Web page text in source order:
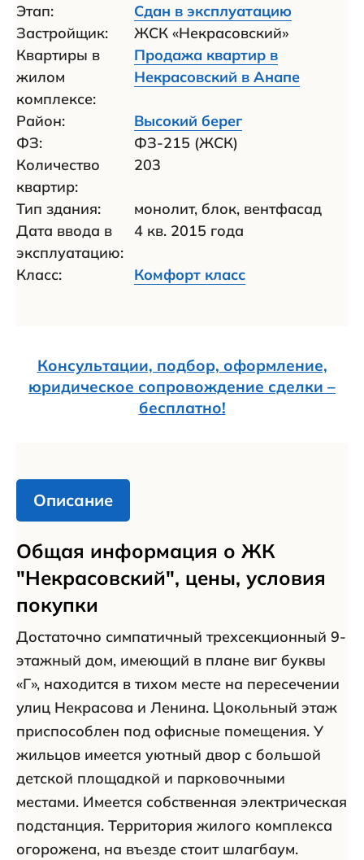
Этап:
Сдан в эксплуатацию
Застройщик:
ЖСК «Некрасовский»
Квартиры в
жилом
комплексе:
Продажа квартир в
Некрасовский в Анапе
Район:
Высокий берег
ФЗ:
ФЗ-215 (ЖСК)
Количество
квартир:
203
Тип здания:
монолит, блок, вентфасад
Дата ввода в
эксплуатацию:
4 кв. 2015 года
Класс: Комфорт класс
Консультации, подбор, оформление,
юридическое сопровождение сделки –
бесплатно!
Описание
Общая информация о ЖК
"Некрасовский", цены, условия
покупки
Достаточно симпатичный трехсекционный 9-
этажный дом, имеющий в плане виг буквы
«Г», находится в тихом месте на пересечении
улиц Некрасова и Ленина. Цокольный этаж
приспособлен под офисные помещения. У
жильцов имеется уютный двор с большой
детской площадкой и парковочными
местами. Имеется собственная электрическая
подстанция. Территория жилого комплекса
огорожена, на въезде стоит шлагбаум.